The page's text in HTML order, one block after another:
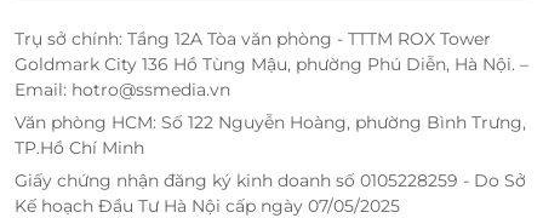
Trụ sở chính: Tầng 12A Tòa văn phòng - TTTM ROX Tower
Goldmark City 136 Hồ Tùng Mậu, phường Phú Diễn, Hà Nội. –
Email: hotro@ssmedia.vn
Văn phòng HCM: Số 122 Nguyễn Hoàng, phường Bình Trưng,
TP.Hồ Chí Minh
Giấy chứng nhận đăng ký kinh doanh số 0105228259 - Do Sở
Kế hoạch Đầu Tư Hà Nội cấp ngày 07/05/2025